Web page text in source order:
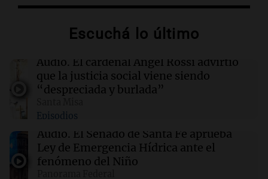
su obra sobre 50 años en el teatro argentino
Un local en Dock Sud que hace reír a los chicos
a cambio de un pancho
El juicio a "Pity" Álvarez por el asesinato de
Cristian Díaz en Villa Lugano iniciará este
lunes
Escuchá lo último
Audio. El cardenal Ángel Rossi advirtió
que la justicia social viene siendo
“despreciada y burlada”
Episodios
Audio. El Senado de Santa Fe aprueba
Ley de Emergencia Hídrica ante el
fenómeno del Niño